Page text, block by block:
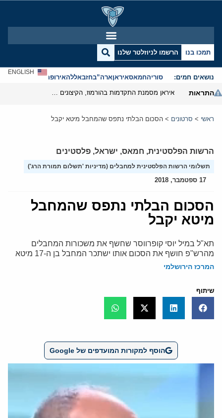
תמכו בנו הרשמו לניוזלטר שלנו
נושאים חמים: סוריהחמאסאיראןארה”בחזבאללהאירופהאנטישמיות
ENGLISH
התראות
ראשי > סרטונים > הסכום הבלתי נתפס שהמחבל מיטא יקבל
הרשות הפלסטינית, חמאס, ישראל, פלסטינים
תשלומי הרשות הפלסטינית למחבלים (מדיניות 'תשלום תמורת הרג')
17 ספטמבר, 2018
הסכום הבלתי נתפס שהמחבל
מיטא יקבל
תא"ל במיל יוסי קופרווסר שחשף את משכורות המחבלים
מהרש"פ חושף את הסכום אותו ישתכר המחבל בן ה-17 מיטא
המרכז הירושלמי
שיתוף
הוסף למקורות המועדפים של Google